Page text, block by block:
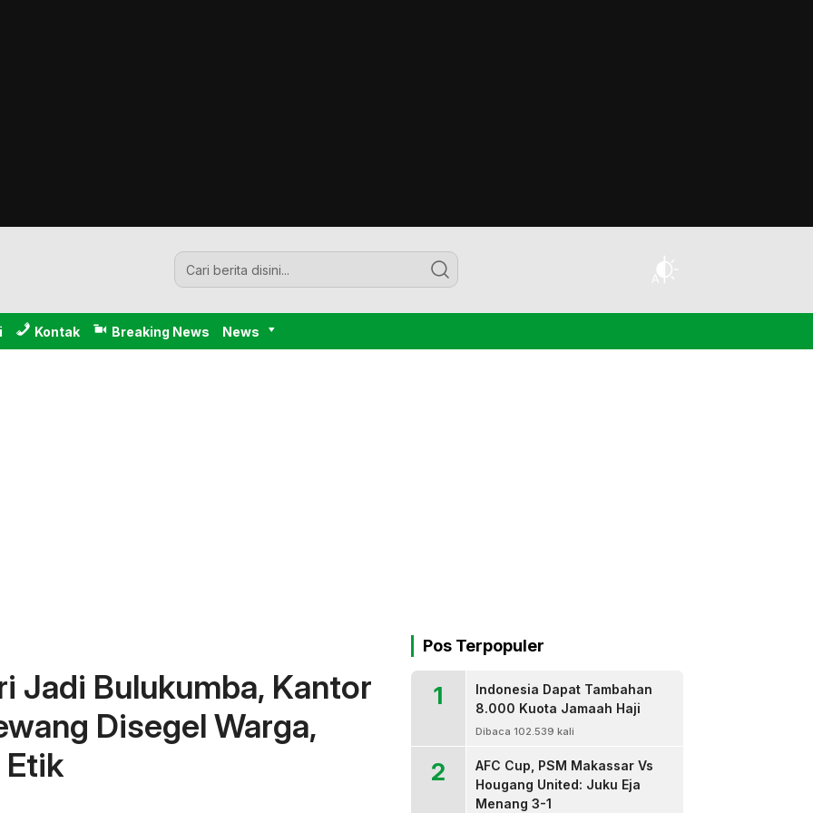
Kontak Breaking News News
Jadi Bulukumba, Kantor
Disegel Warga,
Etik
Pos Terpopuler
1
Indonesia Dapat Tambahan
8.000 Kuota Jamaah Haji
Dibaca 102.539 kali
2
AFC Cup, PSM Makassar Vs
Hougang United: Juku Eja
Menang 3-1